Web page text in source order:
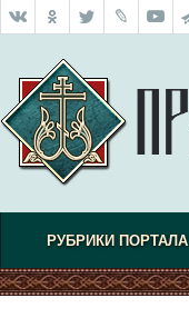
РУБРИКИ ПОРТАЛА